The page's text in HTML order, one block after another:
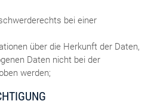
bei einer
über die Herkunft der Daten,
Daten nicht bei der
werden;